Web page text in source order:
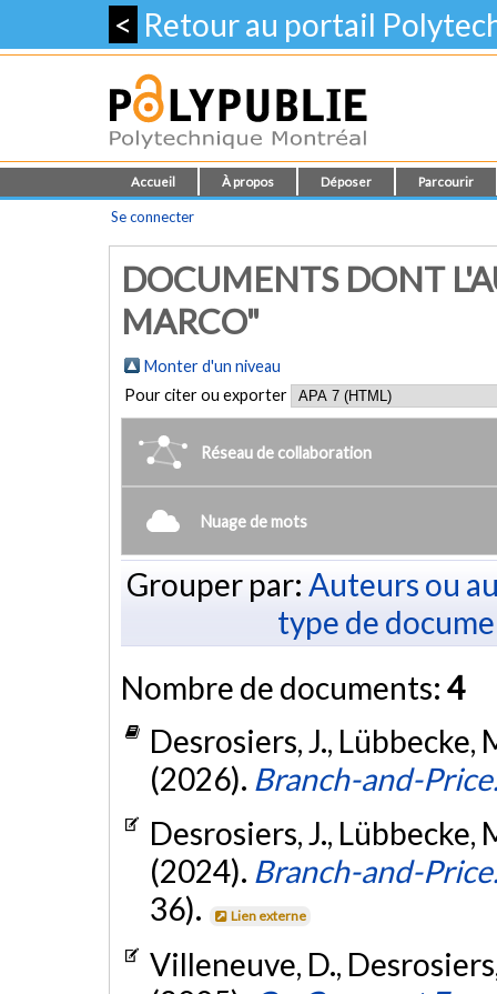
< Retour au portail
Accueil À propos Déposer Parcourir
Se connecter
DOCUMENTS DONT
MARCO"
Monter d'un niveau
Pour citer ou exporter
Réseau de collaboration
Nuage de mots
Grouper par: Auteurs ou
type de
Nombre de documents: 4
Desrosiers, J., Lübbecke,
(2026). Branch-and-
Desrosiers, J., Lübbecke,
(2024). Branch-and-
36).
Lien externe
Villeneuve, D.,